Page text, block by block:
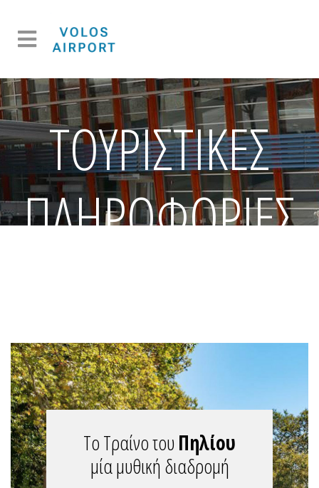
ΤΟΥΡΙΣΤΙΚΈΣ
ΠΛΗΡΟΦΟΡΊΕΣ
Το Τραίνο του Πηλίου
μία μυθική διαδρομή